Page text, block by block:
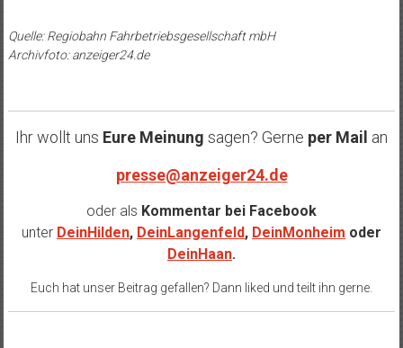
Quelle: Regiobahn Fahrbetriebsgesellschaft mbH
Archivfoto: anzeiger24.de
Ihr wollt uns Eure Meinung sagen? Gerne per Mail an
presse@anzeiger24.de
oder als Kommentar bei Facebook
unter DeinHilden, DeinLangenfeld, DeinMonheim oder
DeinHaan.
Euch hat unser Beitrag gefallen? Dann liked und teilt ihn gerne.